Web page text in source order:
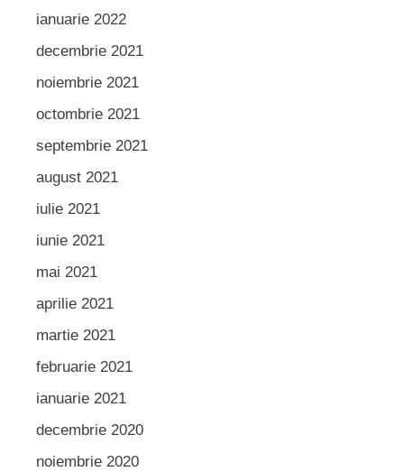
ianuarie 2022
decembrie 2021
noiembrie 2021
octombrie 2021
septembrie 2021
august 2021
iulie 2021
iunie 2021
mai 2021
aprilie 2021
martie 2021
februarie 2021
ianuarie 2021
decembrie 2020
noiembrie 2020